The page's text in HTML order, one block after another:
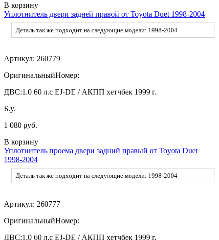
В корзину
Уплотнитель двери задней правой от Toyota Duet 1998-2004
Деталь так же подходит на следующие модели: 1998-2004
Артикул: 260779
ОригинальныйНомер:
ДВС:1.0 60 л.с EJ-DE / АКПП хетчбек 1999 г.
Б.у.
1 080 руб.
В корзину
Уплотнитель проема двери задний правый от Toyota Duet
1998-2004
Деталь так же подходит на следующие модели: 1998-2004
Артикул: 260777
ОригинальныйНомер:
ДВС:1.0 60 л.с EJ-DE / АКПП хетчбек 1999 г.